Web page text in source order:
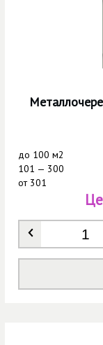
до 100 м2
101 — 300
от301